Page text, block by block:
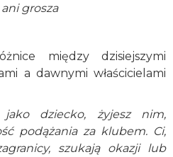
grosza
między dzisiejszymi
a dawnymi właścicielami
dziecko, żyjesz nim,
podążania za klubem. Ci,
szukają okazji lub